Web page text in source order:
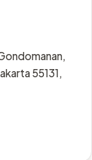
55131,